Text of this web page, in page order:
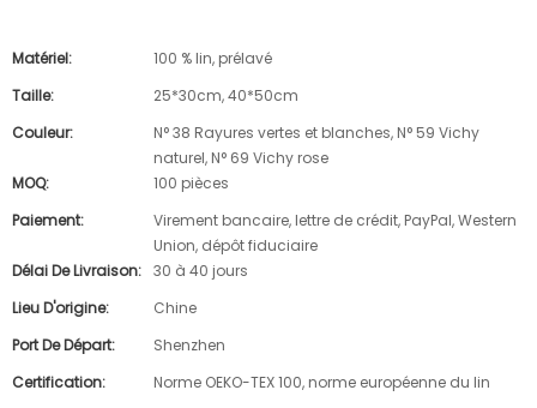
Matériel:
100 % lin, prélavé
Taille:
25*30cm, 40*50cm
Couleur:
N° 38 Rayures vertes et blanches, N° 59 Vichy
naturel, N° 69 Vichy rose
MOQ:
100 pièces
Paiement:
Virement bancaire, lettre de crédit, PayPal, Western
Union, dépôt fiduciaire
Délai De Livraison: 30 à 40 jours
Lieu D'origine:
Chine
Port De Départ:
Shenzhen
Certification:
Norme OEKO-TEX 100, norme européenne du lin